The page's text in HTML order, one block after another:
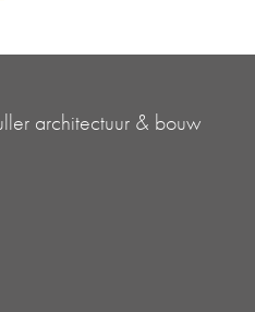
architectuur & bouw